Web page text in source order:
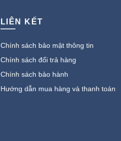
LIÊN KẾT
Chính sách bảo mật thông tin
Chính sách đổi trả hàng
Chính sách bảo hành
Hướng dẫn mua hàng và thanh toán